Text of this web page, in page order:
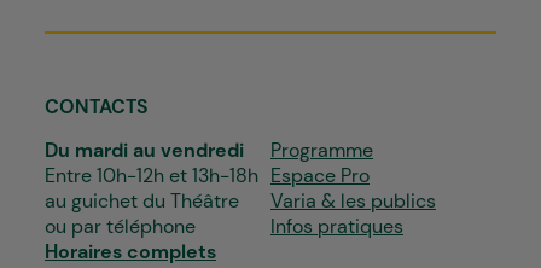
CONTACTS
Du mardi au vendredi
Entre 10h-12h et 13h-18h
au guichet du Théâtre
ou par téléphone
Horaires complets
Programme
Espace Pro
Varia & les publics
Infos pratiques